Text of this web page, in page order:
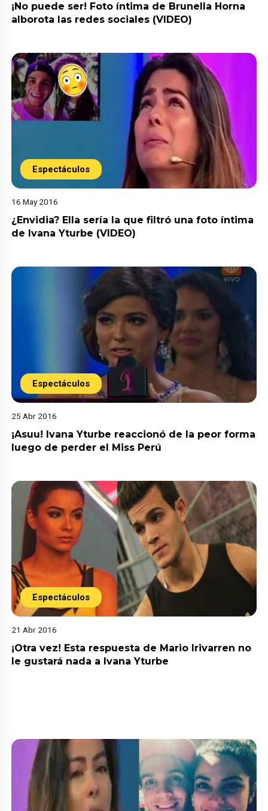
¡No puede ser! Foto íntima de Brunella Horna
alborota las redes sociales (VIDEO)
Espectáculos
16 May 2016
¿Envidia? Ella sería la que filtró una foto íntima
de Ivana Yturbe (VIDEO)
Espectáculos
25 Abr 2016
¡Asuu! Ivana Yturbe reaccionó de la peor forma
luego de perder el Miss Perú
Espectáculos
21 Abr 2016
¡Otra vez! Esta respuesta de Mario Irivarren no
le gustará nada a Ivana Yturbe